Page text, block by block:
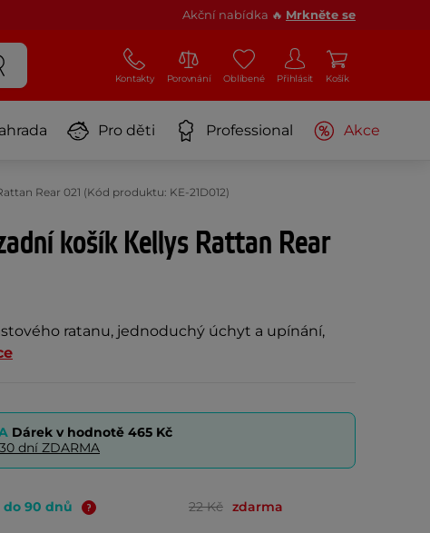
Akční nabídka 🔥 Mrkněte se
Kontakty Porovnání Oblíbené Přihlásit Košík
Pro děti Professional Akce
Rear 021 (Kód produktu: KE-21D012)
košík Kellys Rattan Rear
ratanu, jednoduchý úchyt a upínání,
Dárek v hodnotě 465 Kč
dní ZDARMA
do 90 dnů 22 Kč zdarma